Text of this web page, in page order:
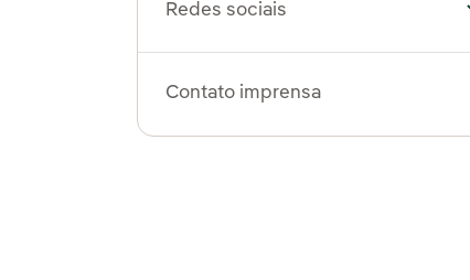
Redes sociais
Contato imprensa